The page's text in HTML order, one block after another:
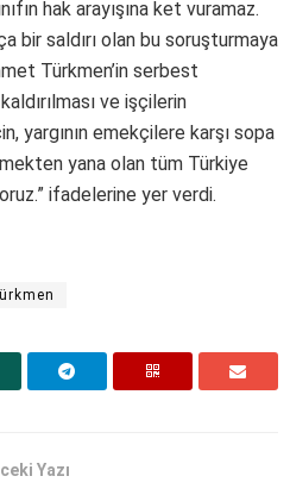
hak arayışına ket vuramaz.
bir saldırı olan bu soruşturmaya
Türkmen’in serbest
ve işçilerin
yargının emekçilere karşı sopa
yana olan tüm Türkiye
ifadelerine yer verdi.
Yazı